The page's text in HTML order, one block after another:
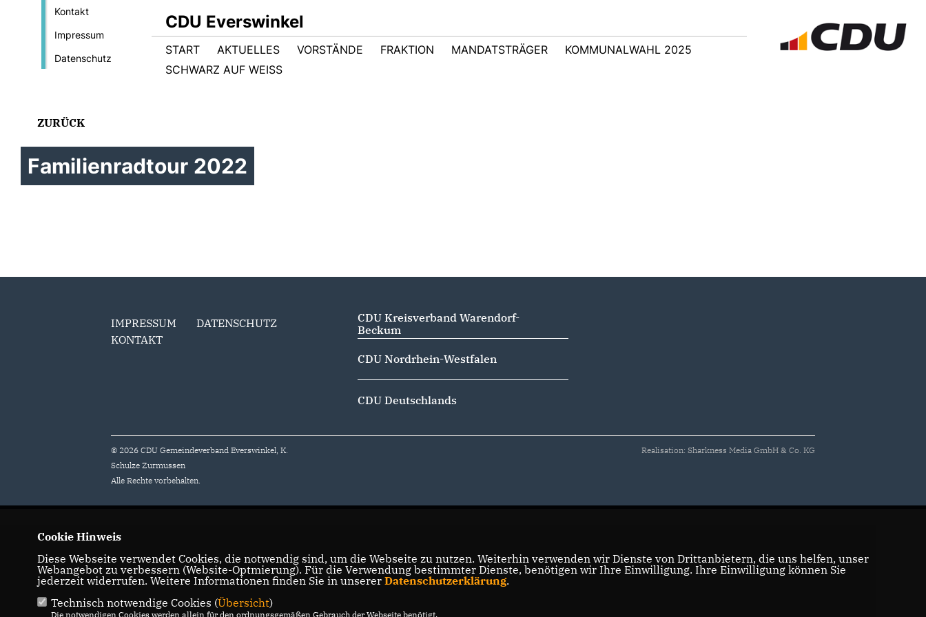
Kontakt
Impressum
Datenschutz
CDU Everswinkel
START AKTUELLES VORSTÄNDE FRAKTION MANDATSTRÄGER
KOMMUNALWAHL 2025
SCHWARZ AUF WEISS
ZURÜCK
Familienradtour 2022
IMPRESSUM
DATENSCHUTZ
KONTAKT
CDU Kreisverband Warendorf-
Beckum
CDU Nordrhein-Westfalen
CDU Deutschlands
© 2026 CDU Gemeindeverband Everswinkel, K.
Schulze Zurmussen
Alle Rechte vorbehalten.
Realisation: Sharkness Media GmbH & Co. KG
Cookie Hinweis
Diese Webseite verwendet Cookies, die notwendig sind, um die Webseite zu nutzen. Weiterhin verwenden wir Dienste von Drittanbietern, die uns helfen, unser
Webangebot zu verbessern (Website-Optmierung). Für die Verwendung bestimmter Dienste, benötigen wir Ihre Einwilligung. Ihre Einwilligung können Sie
jederzeit widerrufen. Weitere Informationen finden Sie in unserer Datenschutzerklärung.
Technisch notwendige Cookies (Übersicht)
Die notwendigen Cookies werden allein für den ordnungsgemäßen Gebrauch der Webseite benötigt.